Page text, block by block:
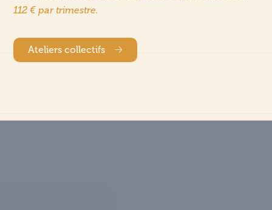
112 € par trimestre.
Ateliers collectifs